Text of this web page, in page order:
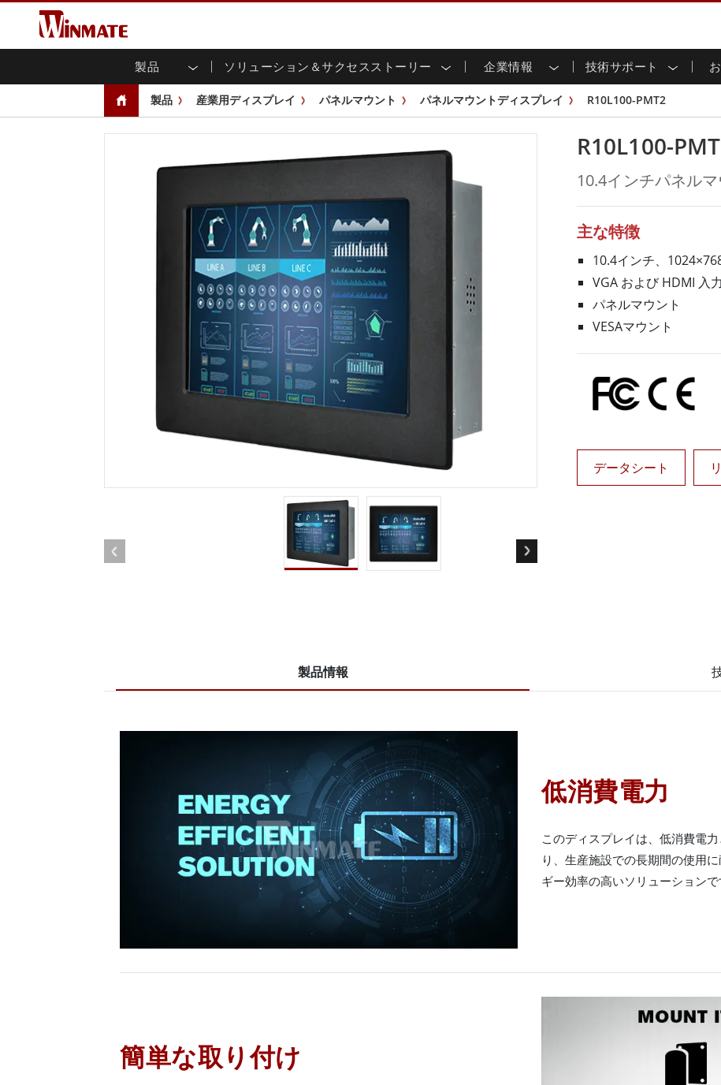
製品 ソリューション＆サクセスストーリー 企業情報 技術サポート
企業モビリティコンピュータ
頑丈なノートパソコン
堅牢タブレットコントローラー
Windows堅牢タブレット
超堅牢タブレット
ラジオPoC
エッジAIモビリティ
産業用ディスプレイ
マルチタッチ (P-
シャーシ
フロントIP65
PoEタッチ
USB Type-C
ステンレスシリー
ズ
屋外ディスプレイ
G-WINシリーズ /
IP67
リアマウント
ATEXグレード
バータイプディス
産業用パネルPCおよびHMI
HMI (P-CAPタッチ)
産業用パネルPC (P-CAPタッチ)
産業用パネルPC (抵抗膜方式)
ステンレスシリーズ
G-WINシリーズ / IP67設計
ATEXグレード
バータイプパネルPC
車載コンピュータ
Windows 車載コンピュータ
Android 車載コンピュータ
組み込みコンピューティング
ボックスPC / 防水頑丈なPC IP65
IoTゲートウェイ
ラジオゲートウェイ
ヘルスケアグレード
ヘルスケア堅牢タブレット
ヘルスケアパネルPC
ヘルスケアディスプレイ
頑丈なロボットコントローラ
エッジAIモビリティ
ロボット コントローラー
石油・ガス、ATEXグレード
ATEXグレード堅牢タブレット
ATEX認定 堅牢型ハンドヘルドコンピュ
ータ
ATEX グレード パネル PC
More
AI コンピュータ
堅牢なロボットコントローラ AI対応 エネルギー、化学、ATEX
農業
交通 食品 & 衛生産業
IIoT & エッジコンピューティン
グ
倉庫 & 物流
インフラ
再生可能エネルギー
ヘビーデューティー
金属＆鉱業 スマート充電ステーション
会社概要 投資家情報 サステナビリティ
保証 ダウンロードセンター カスタマーサービスセンター
マーケティングポータル
ファイル共有
新製品情報 ニュースレター 製品仕様変更のお知らせ
展示会・イベント
Youtubeチャンネル バーチャル展示会
製品 産業用ディスプレイ パネルマウント パネルマウントディスプレイ R10L100-PMT2
R10L100-
10.4インチパネル
主な特徴
10.4インチ、
VGA および HDMI 入力
パネルマウント
VESAマウント
データシート
製品情報
低消費電力
このディスプレイは、低消費電
り、生産施設での長期間の使用
ギー効率の高いソリューションで
簡単な取り付け